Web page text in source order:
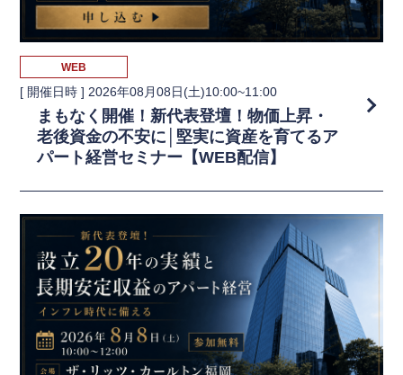
WEB
[ 開催日時 ] 2026年08月08日(土)10:00~11:00
まもなく開催！新代表登壇！物価上昇・
老後資金の不安に│堅実に資産を育てるア
パート経営セミナー【WEB配信】